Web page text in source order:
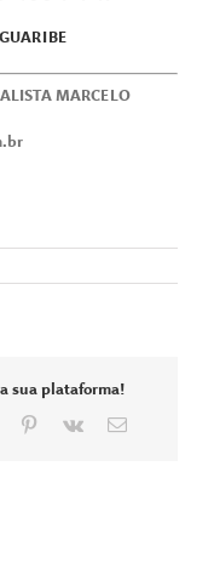
MARCELO
sua plataforma!
Tumblr Pinterest
Vk
E-